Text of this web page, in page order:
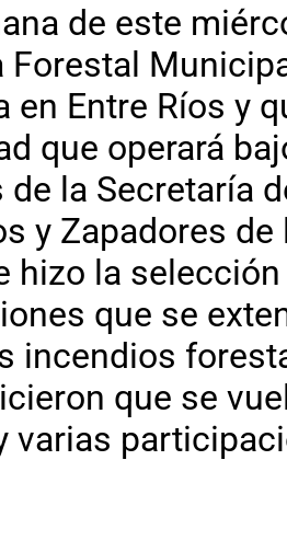
de este
Forestal
en Entre Ríos y
que operará
de la Secretaría
y Zapadores
hizo la
que se
incendios
que se
varias